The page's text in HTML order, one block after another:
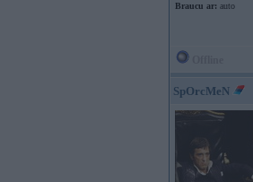
Braucu ar: auto
SpOrcMeN